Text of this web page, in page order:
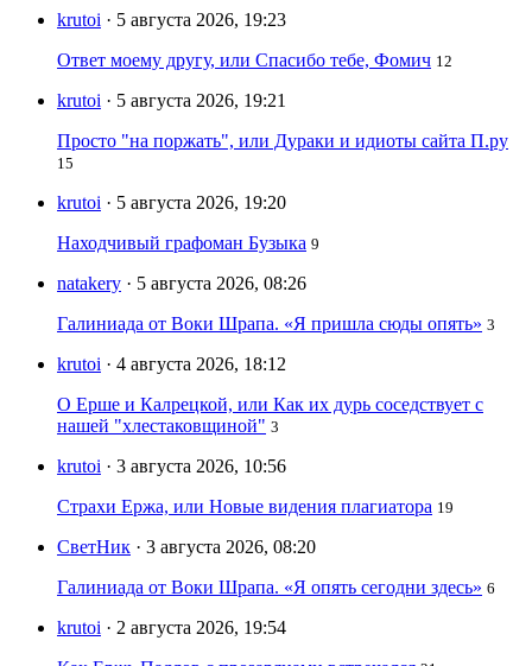
krutoi · 5 августа 2026, 19:23
Ответ моему другу, или Спасибо тебе, Фомич 12
krutoi · 5 августа 2026, 19:21
Просто "на поржать", или Дураки и идиоты сайта П.ру
15
krutoi · 5 августа 2026, 19:20
Находчивый графоман Бузыка 9
natakery · 5 августа 2026, 08:26
Галиниада от Воки Шрапа. «Я пришла сюды опять» 3
krutoi · 4 августа 2026, 18:12
О Ерше и Калрецкой, или Как их дурь соседствует с
нашей "хлестаковщиной" 3
krutoi · 3 августа 2026, 10:56
Страхи Ержа, или Новые видения плагиатора 19
СветНик · 3 августа 2026, 08:20
Галиниада от Воки Шрапа. «Я опять сегодни здесь» 6
krutoi · 2 августа 2026, 19:54